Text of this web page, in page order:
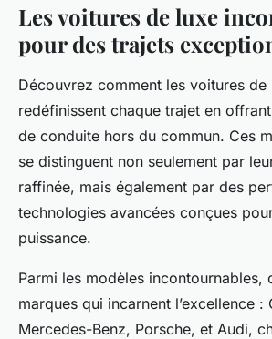
Les voitures de luxe
pour des trajets
Découvrez comment les voitures de
redéfinissent chaque trajet en
de conduite hors du commun. Ces
se distinguent non seulement par
raffinée, mais également par des
technologies avancées conçues
puissance.
Parmi les modèles incontournables,
marques qui incarnent l’excellence :
Mercedes-Benz, Porsche, et Audi,